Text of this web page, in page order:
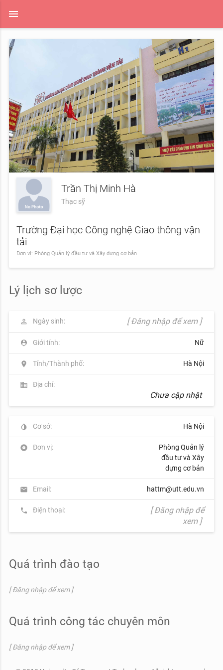
menu
Trần Thị Minh Hà
Thạc sỹ
Trường Đại học Công nghệ Giao thông vận
tải
Đơn vị: Phòng Quản lý đầu tư và Xây dựng cơ bản
Lý lịch sơ lược
perm_identity Ngày sinh: [ Đăng nhập để xem ]
person_pin Giới tính: Nữ
location_on Tỉnh/Thành phố: Hà Nội
business Địa chỉ:
Chưa cập nhật
invert_colors Cơ sở: Hà Nội
album Đơn vị:
Phòng Quản lý
đầu tư và Xây
dựng cơ bản
mail Email: hattm@utt.edu.vn
phone Điện thoại:
[ Đăng nhập để
xem ]
Quá trình đào tạo
[ Đăng nhập để xem ]
Quá trình công tác chuyên môn
[ Đăng nhập để xem ]